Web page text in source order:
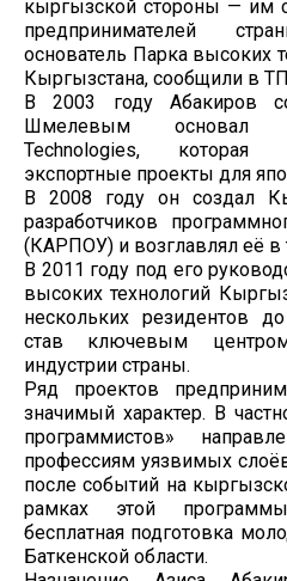
кыргызской стороны — им
предпринимателей
основатель Парка высоких
Кыргызстана, сообщили в
В 2003 году Абакиров
Шмелевым основал
Technologies, которая
экспортные проекты для
В 2008 году он создал
разработчиков
(КАРПОУ) и возглавлял её в
В 2011 году под его
высоких технологий
нескольких резидентов
став ключевым
индустрии страны.
Ряд проектов
значимый характер. В
программистов»
профессиям уязвимых
после событий на
рамках этой
бесплатная подготовка
Баткенской области.